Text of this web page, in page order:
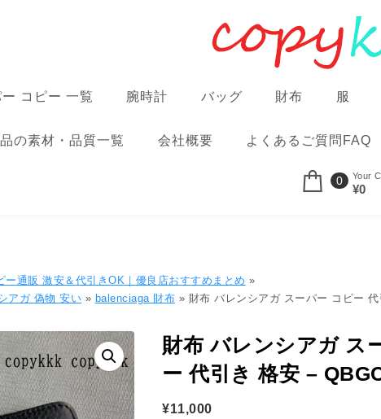
コピー 一覧 腕時計 バッグ 財布 服
の素材・品質一覧 会社概要 よくあるご質問FAQ
0 Your
¥0
ー通販 激安＆代引きOK｜優良店おすすめまとめ »
アガ 偽物​ 安い​ » balenciaga 財布 » 財布 バレンシアガ スーパー コピー
財布 バレンシアガ ス
ー 代引き 格安 –
¥11,000